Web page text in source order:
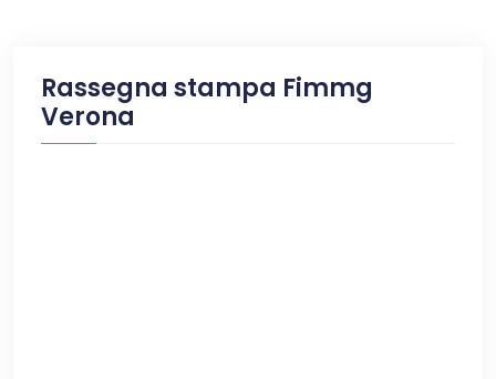
Rassegna stampa Fimmg
Verona